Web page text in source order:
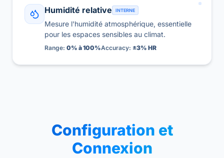
Humidité relative INTERNE
Mesure l'humidité atmosphérique, essentielle
pour les espaces sensibles au climat.
Range: 0% à 100%Accuracy: ±3% HR
Configuration et
Connexion